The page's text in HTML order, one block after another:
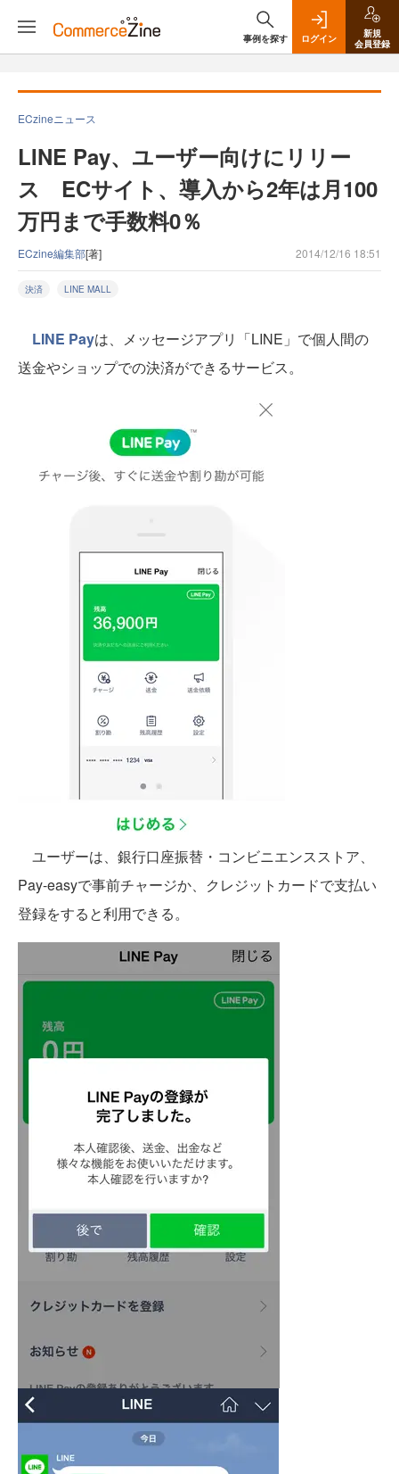
事例を探す ログイン
新規
会員登録
ECzineニュース
LINE Pay、ユーザー向けにリリー
ス ECサイト、導入から2年は月100
万円まで手数料0％
ECzine編集部[著] 2014/12/16 18:51
決済 LINE MALL
LINE Payは、メッセージアプリ「LINE」で個人間の
送金やショップでの決済ができるサービス。
ユーザーは、銀行口座振替・コンビニエンスストア、
Pay-easyで事前チャージか、クレジットカードで支払い
登録をすると利用できる。